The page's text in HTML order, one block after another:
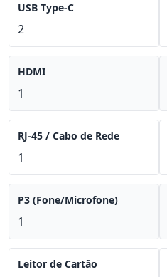
USB Type-C
2
HDMI
1
RJ-45 / Cabo de Rede
1
P3 (Fone/Microfone)
1
Leitor de Cartão